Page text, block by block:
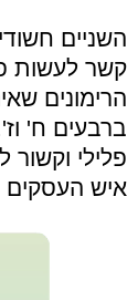
השניים
קשר לעשות
הרימונים
ברבעים ח'
פלילי
איש העסקים